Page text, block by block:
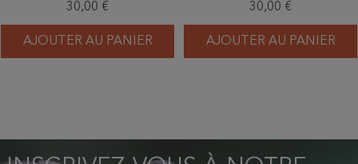
30,00 €
AJOUTER AU PANIER
30,00 €
AJOUTER AU PANIER